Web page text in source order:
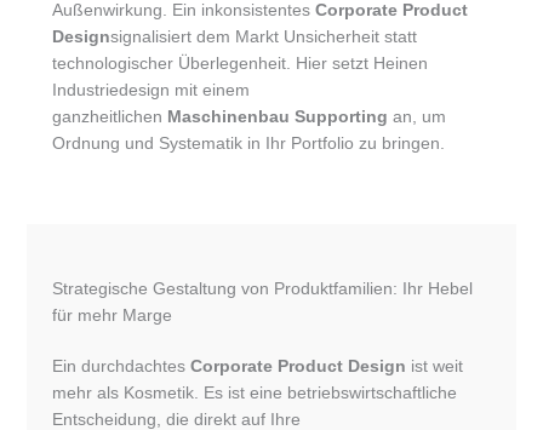
Außenwirkung. Ein inkonsistentes Corporate Product
Designsignalisiert dem Markt Unsicherheit statt
technologischer Überlegenheit. Hier setzt Heinen
Industriedesign mit einem
ganzheitlichen Maschinenbau Supporting an, um
Ordnung und Systematik in Ihr Portfolio zu bringen.
Strategische Gestaltung von Produktfamilien: Ihr Hebel
für mehr Marge
Ein durchdachtes Corporate Product Design ist weit
mehr als Kosmetik. Es ist eine betriebswirtschaftliche
Entscheidung, die direkt auf Ihre